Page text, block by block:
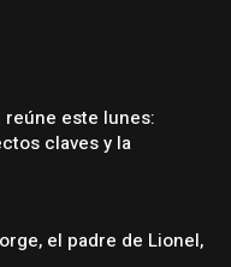
reúne este lunes:
claves y la
el padre de Lionel,